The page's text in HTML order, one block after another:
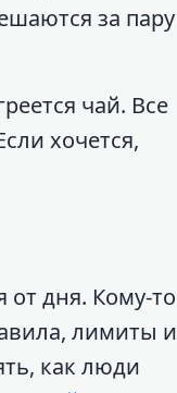
за пару
чай. Все
хочется,
от дня. Кому-то
лимиты и
как люди